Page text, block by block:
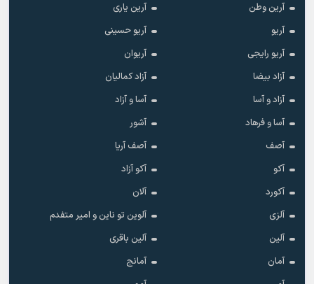
آرین وطن
آرین یاری
آریو
آریو حسینی
آریو رایجی
آریوان
آزاد بیضا
آزاد کمالیان
آزاد و آسا
آسا و آزاد
آسا و فرهاد
آشور
آصف
آصف آریا
آکو
آکو آزاد
آکورد
آلان
آلزی
آلوین تو ناین و امیر متفدم
آلین
آلین باقری
آمان
آمانج